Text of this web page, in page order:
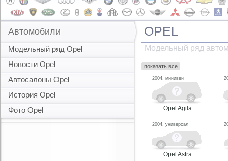
Автомобили
Модельный ряд Opel
Новости Opel
Автосалоны Opel
История Opel
Фото Opel
OPEL
Модельный ряд
показать все
2004, минивен
Opel Agila
2004, универсал
Opel Astra